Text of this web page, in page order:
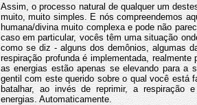
Assim, o processo natural de qualquer um
muito, muito simples. E nós compreendemos
humana/divina muito complexa e pode não
caso em particular, vocês têm uma situação
como se diz - alguns dos demônios, algumas
respiração profunda é implementada,
as energias estão apenas se elevando para a
gentil com este querido sobre o qual você está
batalhar, ao invés de reprimir, a respiração
energias. Automaticamente.